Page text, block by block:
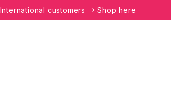
International customers → Shop here